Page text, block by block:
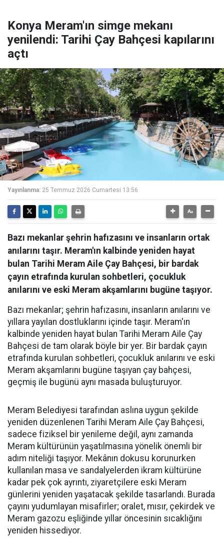
Konya Meram'ın simge mekanı
yenilendi: Tarihi Çay Bahçesi kapılarını
açtı
Yayınlanma: 25 Temmuz 2026 Cumartesi 13:56
Bazı mekanlar şehrin hafızasını ve insanların ortak
anılarını taşır. Meram'ın kalbinde yeniden hayat
bulan Tarihi Meram Aile Çay Bahçesi, bir bardak
çayın etrafında kurulan sohbetleri, çocukluk
anılarını ve eski Meram akşamlarını bugüne taşıyor.
Bazı mekanlar; şehrin hafızasını, insanların anılarını ve
yıllara yayılan dostluklarını içinde taşır. Meram'ın
kalbinde yeniden hayat bulan Tarihi Meram Aile Çay
Bahçesi de tam olarak böyle bir yer. Bir bardak çayın
etrafında kurulan sohbetleri, çocukluk anılarını ve eski
Meram akşamlarını bugüne taşıyan çay bahçesi,
geçmiş ile bugünü aynı masada buluşturuyor.
Meram Belediyesi tarafından aslına uygun şekilde
yeniden düzenlenen Tarihi Meram Aile Çay Bahçesi,
sadece fiziksel bir yenileme değil, aynı zamanda
Meram kültürünün yaşatılmasına yönelik önemli bir
adım niteliği taşıyor. Mekânın dokusu korunurken
kullanılan masa ve sandalyelerden ikram kültürüne
kadar pek çok ayrıntı, ziyaretçilere eski Meram
günlerini yeniden yaşatacak şekilde tasarlandı. Burada
çayını yudumlayan misafirler; oralet, mısır, çekirdek ve
Meram gazozu eşliğinde yıllar öncesinin sıcaklığını
yeniden hissediyor.